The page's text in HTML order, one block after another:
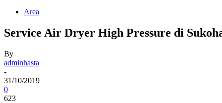
Area
Service Air Dryer High Pressure di
By
adminhasta
-
31/10/2019
0
623